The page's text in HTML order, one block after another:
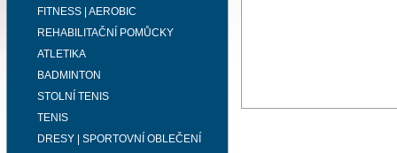
FITNESS | AEROBIC
REHABILITAČNÍ POMŮCKY
ATLETIKA
BADMINTON
STOLNÍ TENIS
TENIS
DRESY | SPORTOVNÍ OBLEČENÍ